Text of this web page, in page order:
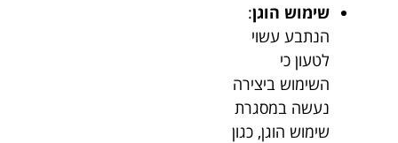
שימוש הוגן:
הנתבע עשוי
לטעון כי
השימוש ביצירה
נעשה במסגרת
שימוש הוגן, כגון